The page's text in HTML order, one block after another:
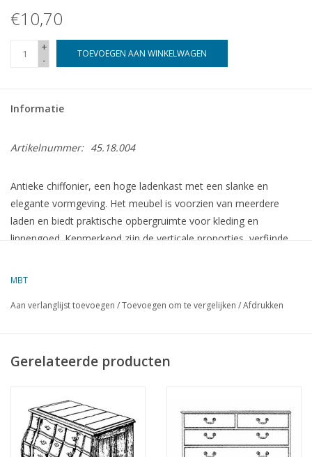
€10,70
+
-
TOEVOEGEN AAN WINKELWAGEN
Informatie
Artikelnummer: 45.18.004
Antieke chiffonier, een hoge ladenkast met een slanke en
elegante vormgeving. Het meubel is voorzien van meerdere
laden en biedt praktische opbergruimte voor kleding en
linnengoed. Kenmerkend zijn de verticale proporties, verfijnde
Auteur
Lakerveld (R.C.)
Kwaliteit
Moeilijkheidsgraad
MBT
Aan verlanglijst toevoegen /Toevoegen om te vergelijken /Afdrukken
Gerelateerde producten